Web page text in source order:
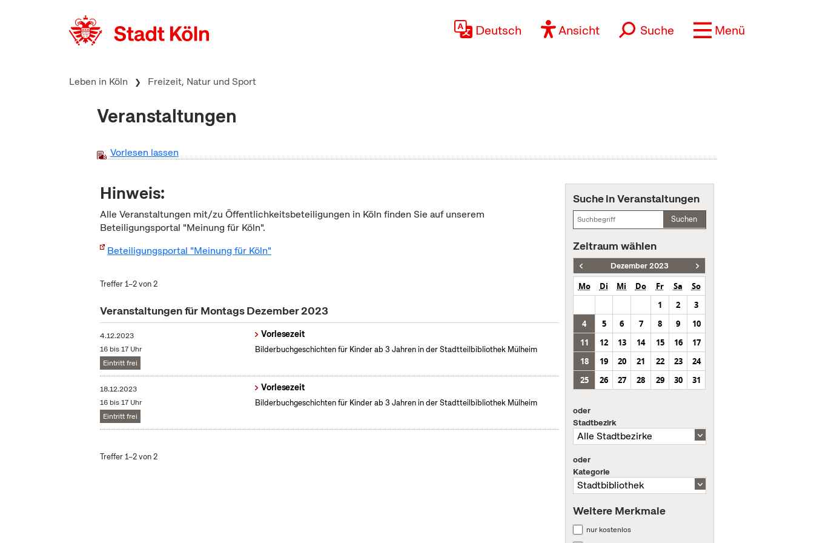
Deutsch Ansicht Suche Menü
Leben in Köln Freizeit, Natur und Sport
Veranstaltungen
Vorlesen lassen
Hinweis:
Alle Veranstaltungen mit/zu Öffentlichkeitsbeteiligungen in Köln finden Sie auf unserem
Beteiligungsportal "Meinung für Köln".
Beteiligungsportal "Meinung für Köln"
Treffer 1–2 von 2
Veranstaltungen für Montags Dezember 2023
4.12.2023
16 bis 17 Uhr
Eintritt frei
Vorlesezeit
Bilderbuchgeschichten für Kinder ab 3 Jahren in der Stadtteilbibliothek Mülheim
18.12.2023
16 bis 17 Uhr
Eintritt frei
Vorlesezeit
Bilderbuchgeschichten für Kinder ab 3 Jahren in der Stadtteilbibliothek Mülheim
Treffer 1–2 von 2
Suche in Veranstaltungen
Suchen
Zeitraum wählen
Dezember 2023
Mo Di Mi Do Fr Sa
So
1
2
3
4
5 6 7 8 9
10
11
12 13 14 15 16
17
18
19 20 21 22 23
24
25
26 27 28 29 30 31
oder
Stadtbezirk
oder
Kategorie
Weitere Merkmale
nur kostenlos